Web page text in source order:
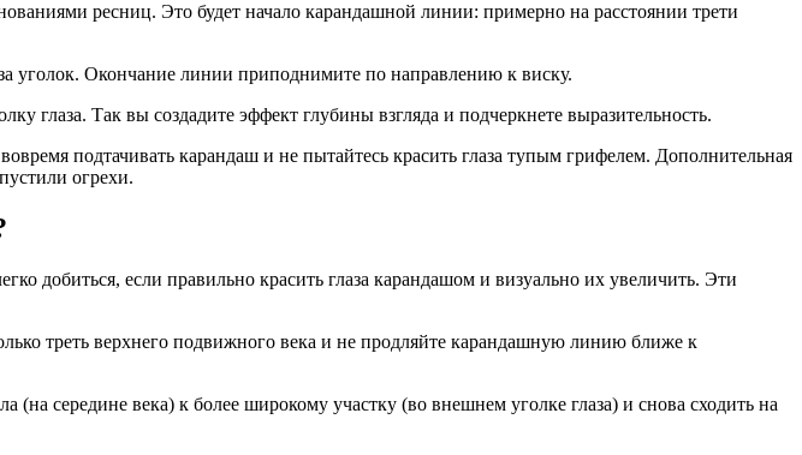
ресниц. Это будет начало карандашной линии: примерно на расстоянии трети
уголок. Окончание линии приподнимите по направлению к виску.
Так вы создадите эффект глубины взгляда и подчеркнете выразительность.
подтачивать карандаш и не пытайтесь красить глаза тупым грифелем. Дополнительная
огрехи.
добиться, если правильно красить глаза карандашом и визуально их увеличить. Эти
треть верхнего подвижного века и не продляйте карандашную линию ближе к
середине века) к более широкому участку (во внешнем уголке глаза) и снова сходить на